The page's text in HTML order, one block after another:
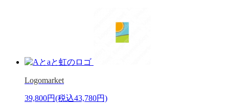
Logomarket
39,800円(税込43,780円)